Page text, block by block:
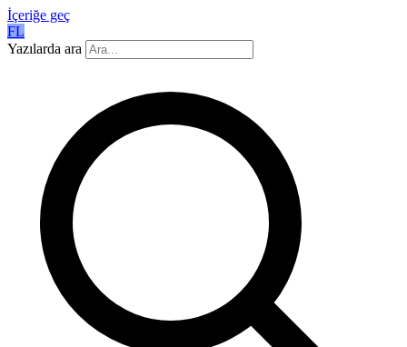
İçeriğe geç
FL
Yazılarda ara